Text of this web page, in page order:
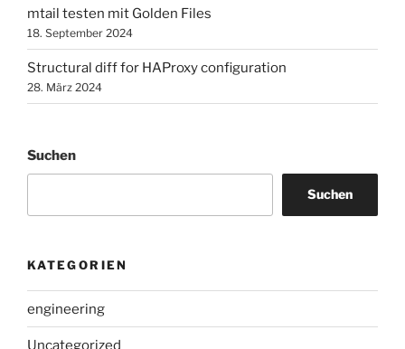
mtail testen mit Golden Files
18. September 2024
Structural diff for HAProxy configuration
28. März 2024
Suchen
Suchen
KATEGORIEN
engineering
Uncategorized